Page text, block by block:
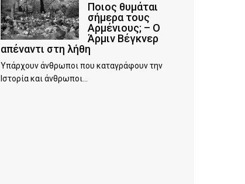
Ποιος θυμάται
σήμερα τους
Αρμένιους; – Ο
Άρμιν Βέγκνερ
απέναντι στη λήθη
Υπάρχουν άνθρωποι που καταγράφουν την
Ιστορία και άνθρωποι...